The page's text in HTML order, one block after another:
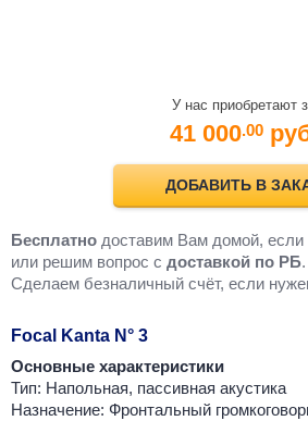
У нас приобретают
41 000.00
ДОБАВИТЬ В
Бесплатно доставим Вам домой,
или решим вопрос с доставкой по РБ.
Cделаем безналичный счёт, если
Focal Kanta N° 3
Основные характеристики
Тип: Напольная, пассивная акустика
Назначение: Фронтальный